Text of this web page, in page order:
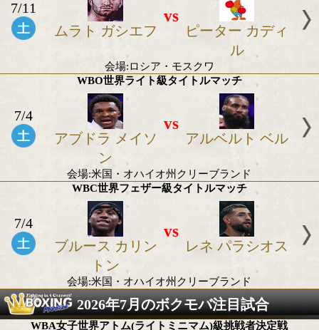
ハマザ シーラズ
サイモン ザ
ンフーバ
会場:サウジアラビア・ジッダ・スーパードー
WBA世界ヘビー級タイトルマッチ12回戦
7/11
ムラト ガシエフ
vs
ピーター カ
会場:ロシア・モスクワ
WBO世界ライト級タイトルマッチ
7/4
アブドラ メイソ
ン
アルベルト
会場:米国・オハイオ州クリーブランド